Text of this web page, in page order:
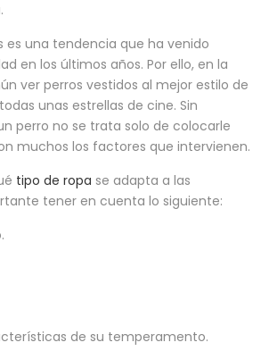
es una tendencia que ha venido
en los últimos años. Por ello, en la
ver perros vestidos al mejor estilo de
unas estrellas de cine. Sin
perro no se trata solo de colocarle
muchos los factores que intervienen.
tipo de ropa se adapta a las
tener en cuenta lo siguiente:
de su temperamento.